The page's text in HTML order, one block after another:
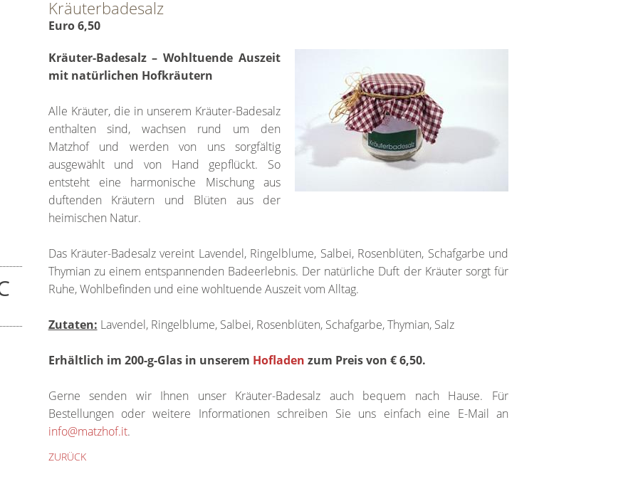
Kräuterbadesalz
Euro 6,50
Kräuter-Badesalz – Wohltuende Auszeit
mit natürlichen Hofkräutern
Alle Kräuter, die in unserem Kräuter-Badesalz
enthalten sind, wachsen rund um den
Matzhof und werden von uns sorgfältig
ausgewählt und von Hand gepflückt. So
entsteht eine harmonische Mischung aus
duftenden Kräutern und Blüten aus der
heimischen Natur.
Das Kräuter-Badesalz vereint Lavendel, Ringelblume, Salbei, Rosenblüten, Schafgarbe und
Thymian zu einem entspannenden Badeerlebnis. Der natürliche Duft der Kräuter sorgt für
Ruhe, Wohlbefinden und eine wohltuende Auszeit vom Alltag.
Zutaten: Lavendel, Ringelblume, Salbei, Rosenblüten, Schafgarbe, Thymian, Salz
Erhältlich im 200-g-Glas in unserem Hofladen zum Preis von € 6,50.
Gerne senden wir Ihnen unser Kräuter-Badesalz auch bequem nach Hause. Für
Bestellungen oder weitere Informationen schreiben Sie uns einfach eine E-Mail an
info@matzhof.it.
ZURÜCK